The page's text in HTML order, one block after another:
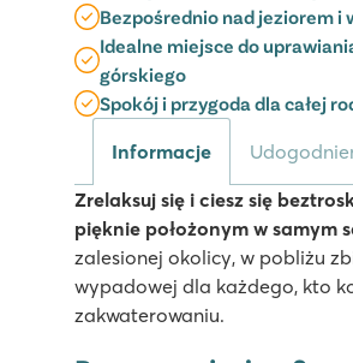
Bezpośrednio nad jeziorem
Idealne miejsce do
górskiego
Spokój i przygoda dla całej
Informacje
Zrelaksuj się i ciesz się
pięknie położonym w samym
zalesionej okolicy, w pobliżu
wypadowej dla każdego, kto
zakwaterowaniu.